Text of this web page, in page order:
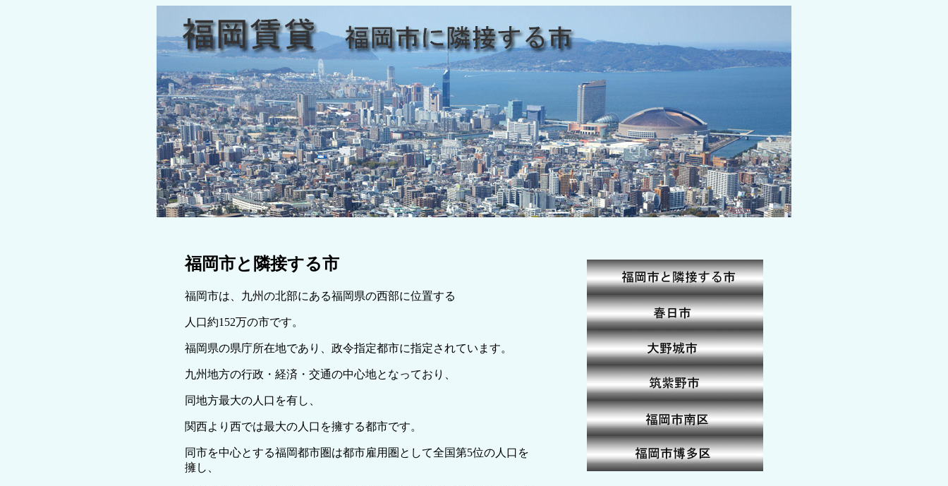
福岡市と隣接する市
福岡市は、九州の北部にある福岡県の西部に位置する
人口約152万の市です。
福岡県の県庁所在地であり、政令指定都市に指定されています。
九州地方の行政・経済・交通の中心地となっており、
同地方最大の人口を有し、
関西より西では最大の人口を擁する都市です。
同市を中心とする福岡都市圏は都市雇用圏として全国第5位の人口を
擁し、